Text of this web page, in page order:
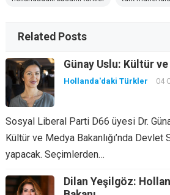
Related Posts
Günay Uslu: Kültür ve
Hollanda'daki Türkler 04
Sosyal Liberal Parti D66 üyesi Dr.
Kültür ve Medya Bakanlığı’nda
yapacak. Seçimlerden…
Dilan Yeşilgöz: